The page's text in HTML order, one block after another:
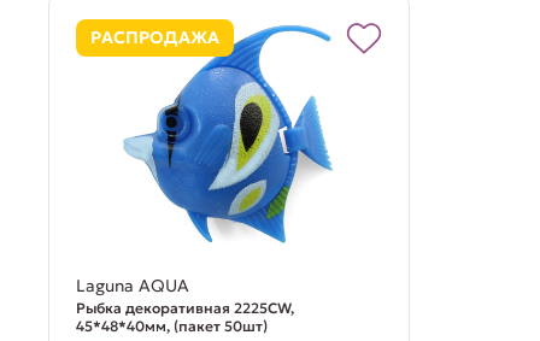
РАСПРОДАЖА
Laguna AQUA
Рыбка декоративная 2225CW,
45*48*40мм, (пакет 50шт)